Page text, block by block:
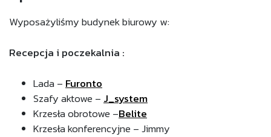
Wyposażyliśmy budynek biurowy w:
Recepcja i poczekalnia :
Lada – Furonto
Szafy aktowe – J_system
Krzesła obrotowe –Belite
Krzesła konferencyjne – Jimmy